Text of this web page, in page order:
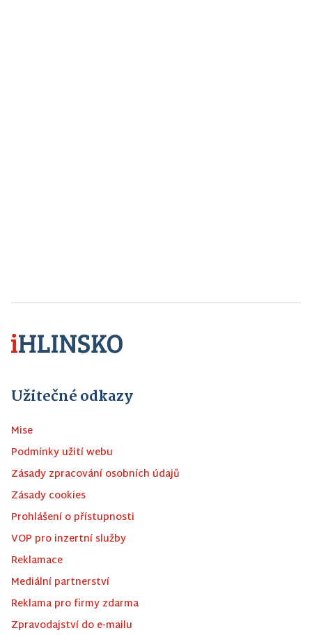
Užitečné odkazy
Mise
Podmínky užití webu
Zásady zpracování osobních údajů
Zásady cookies
Prohlášení o přístupnosti
VOP pro inzertní služby
Reklamace
Mediální partnerství
Reklama pro firmy zdarma
Zpravodajství do e-mailu